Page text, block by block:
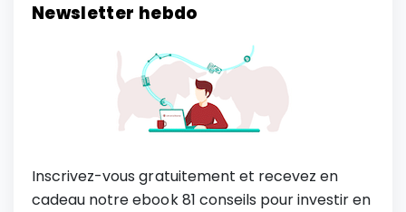
Newsletter hebdo
Inscrivez-vous gratuitement et recevez en
cadeau notre ebook 81 conseils pour investir en